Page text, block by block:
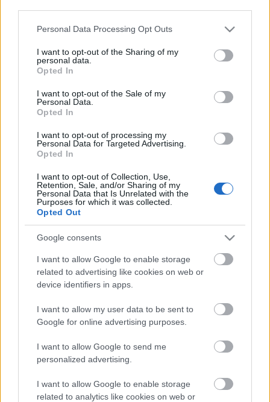
Please note that this website/app uses one or more Google
not limited to your visit or usage behaviour. You may click to
grant or deny consent to Google and its third-party tags to
use your data for below specified purposes in below Google
consent section.
Personal Data Processing Opt Outs
I want to opt-out of the Sharing of my
personal data.
Opted In
I want to opt-out of the Sale of my
Personal Data.
Opted In
I want to opt-out of processing my
Personal Data for Targeted Advertising.
Opted In
I want to opt-out of Collection, Use,
Retention, Sale, and/or Sharing of my
Personal Data that Is Unrelated with the
Purposes for which it was collected.
Opted Out
Google consents
I want to allow Google to enable storage
related to advertising like cookies on web or
device identifiers in apps.
I want to allow my user data to be sent to
Google for online advertising purposes.
I want to allow Google to send me
personalized advertising.
I want to allow Google to enable storage
related to analytics like cookies on web or
Címkék:énblog hhh vezet
Ajánlott bejegyzések:
Pécs-Harkány: OFF :o(((
9 hét, 700 km, 10 perc javítás maratonon
- vajon hogy csináltam? (bevezetés)
Új menetrend
POI és maraton utáni állapotjelentés
116 még gombócból is sok